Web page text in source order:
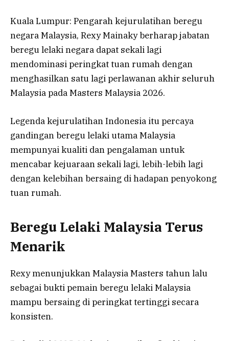
Kuala Lumpur: Pengarah kejurulatihan beregu
negara Malaysia, Rexy Mainaky berharap jabatan
beregu lelaki negara dapat sekali lagi
mendominasi peringkat tuan rumah dengan
menghasilkan satu lagi perlawanan akhir seluruh
Malaysia pada Masters Malaysia 2026.
Legenda kejurulatihan Indonesia itu percaya
gandingan beregu lelaki utama Malaysia
mempunyai kualiti dan pengalaman untuk
mencabar kejuaraan sekali lagi, lebih-lebih lagi
dengan kelebihan bersaing di hadapan penyokong
tuan rumah.
Beregu Lelaki Malaysia Terus
Menarik
Rexy menunjukkan Malaysia Masters tahun lalu
sebagai bukti pemain beregu lelaki Malaysia
mampu bersaing di peringkat tertinggi secara
konsisten.